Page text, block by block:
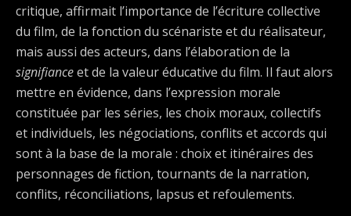
critique, affirmait l’importance de l’écriture collective
du film, de la fonction du scénariste et du réalisateur,
mais aussi des acteurs, dans l’élaboration de la
signifianceet de la valeur éducative du film. Il faut alors
mettre en évidence, dans l’expression morale
constituée par les séries, les choix moraux, collectifs
et individuels, les négociations, conflits et accords qui
sont à la base de la morale : choix et itinéraires des
personnages de fiction, tournants de la narration,
conflits, réconciliations, lapsus et refoulements.